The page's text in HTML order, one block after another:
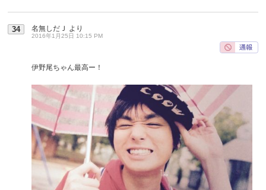
34 名無しだＪ より
2016年1月25日 10:15 PM
伊野尾ちゃん最高ー！